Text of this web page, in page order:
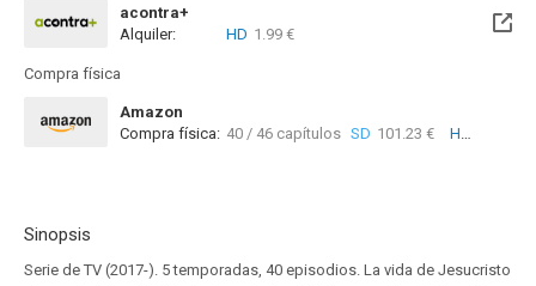
acontra+
Alquiler:
HD 1.99 €
Compra física
Amazon
Compra física: 40 / 46 capítulos SD 101.23 € HD
Sinopsis
Serie de TV (2017-). 5 temporadas, 40 episodios. La vida de Jesucristo